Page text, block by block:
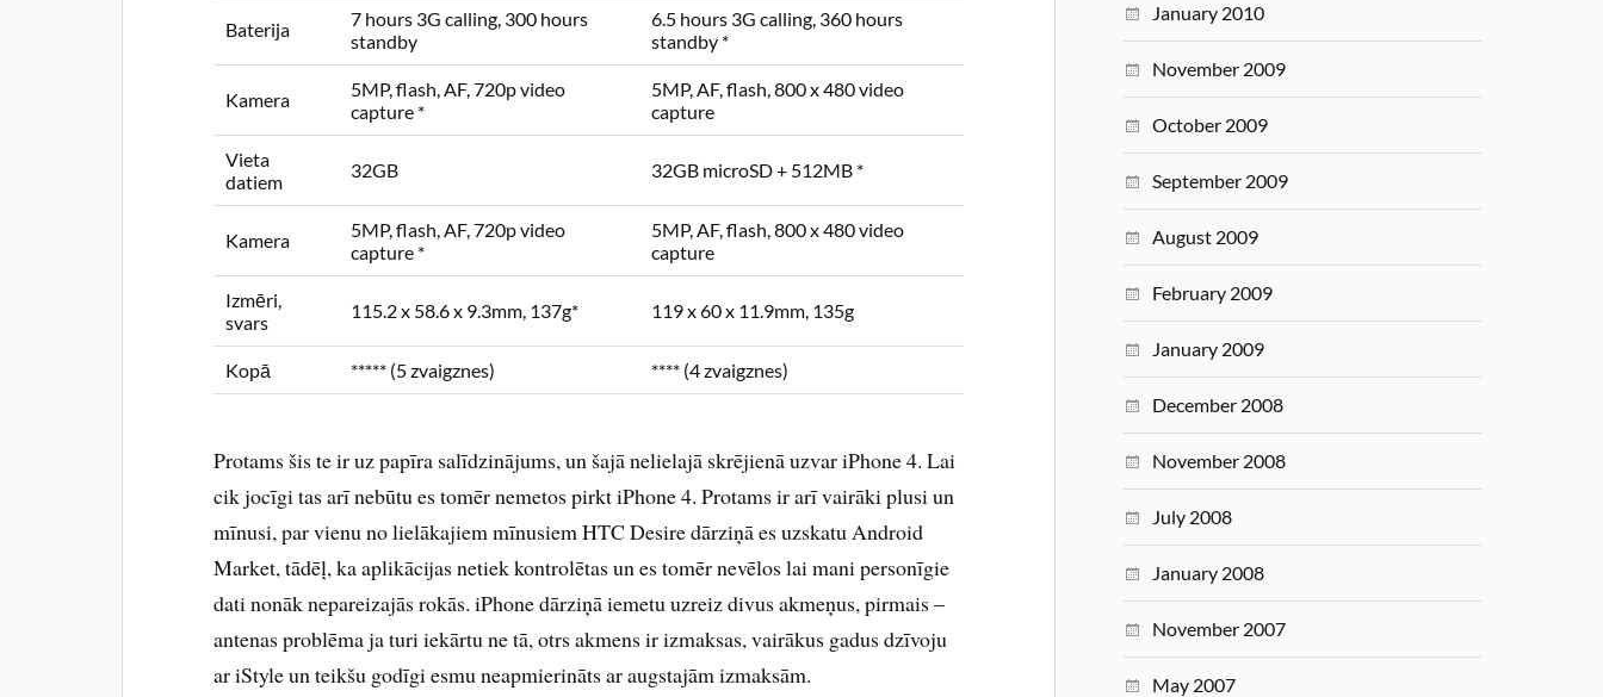
Baterija
7 hours 3G calling, 300 hours
standby
6.5 hours 3G calling, 360 hours
standby *
Kamera
5MP, flash, AF, 720p video
capture *
5MP, AF, flash, 800 x 480 video
capture
Vieta
datiem
32GB 32GB microSD + 512MB *
Kamera
5MP, flash, AF, 720p video
capture *
5MP, AF, flash, 800 x 480 video
capture
Izmēri,
svars
115.2 x 58.6 x 9.3mm, 137g* 119 x 60 x 11.9mm, 135g
Kopā ***** (5 zvaigznes) **** (4 zvaigznes)
Protams šis te ir uz papīra salīdzinājums, un šajā nelielajā skrējienā uzvar iPhone 4. Lai
cik jocīgi tas arī nebūtu es tomēr nemetos pirkt iPhone 4. Protams ir arī vairāki plusi un
mīnusi, par vienu no lielākajiem mīnusiem HTC Desire dārziņā es uzskatu Android
Market, tādēļ, ka aplikācijas netiek kontrolētas un es tomēr nevēlos lai mani personīgie
dati nonāk nepareizajās rokās. iPhone dārziņā iemetu uzreiz divus akmeņus, pirmais –
antenas problēma ja turi iekārtu ne tā, otrs akmens ir izmaksas, vairākus gadus dzīvoju
ar iStyle un teikšu godīgi esmu neapmierināts ar augstajām izmaksām.
January 2010
November 2009
October 2009
September 2009
August 2009
February 2009
January 2009
December 2008
November 2008
July 2008
January 2008
November 2007
May 2007